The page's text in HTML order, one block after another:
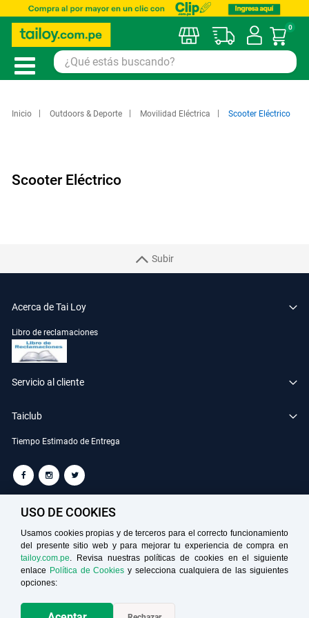
Mi
0
Inicio Outdoors & Deporte Movilidad Eléctrica Scooter Eléctrico
Scooter Eléctrico
Subir
Acerca de Tai Loy
Libro de reclamaciones
Servicio al cliente
Taiclub
Tiempo Estimado de Entrega
TAILOY S.A. RUC: 20100049181
Medios de Pago
USO DE COOKIES
Usamos cookies propias y de terceros para el correcto funcionamiento
del presente sitio web y para mejorar tu experiencia de compra en
tailoy.com.pe. Revisa nuestras políticas de cookies en el siguiente
enlace Política de Cookies y selecciona cualquiera de las siguientes
opciones: